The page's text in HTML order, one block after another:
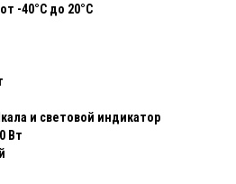
от -40°C до 20°C
и световой индикатор
Вт